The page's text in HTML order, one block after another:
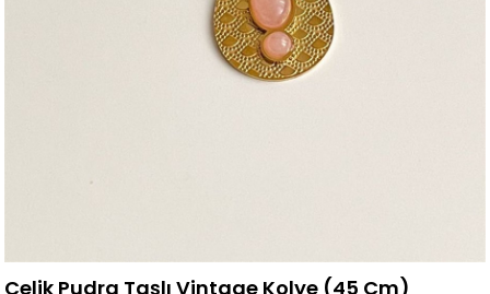
Çelik Pudra Taşlı Vintage Kolye (45 Cm)